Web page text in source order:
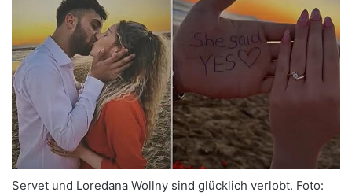
Servet und Loredana Wollny sind glücklich verlobt. Foto: